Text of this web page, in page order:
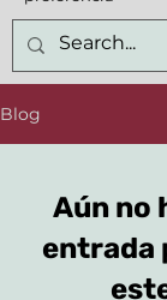
Blog
Aún no
entrada